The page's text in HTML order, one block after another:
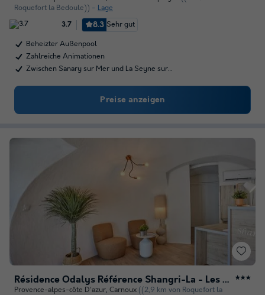
Roquefort la Bedoule))
Lage
3.7 8.3 Sehr gut
Beheizter Außenpool
Zahlreiche Animationen
Zwischen Sanary sur Mer und La Seyne sur…
Preise anzeigen
Résidence Odalys Référence Shangri-La - Les Hauts de Cassis ★★★
Provence-alpes-côte D'azur, Carnoux ((2,9 km von Roquefort la